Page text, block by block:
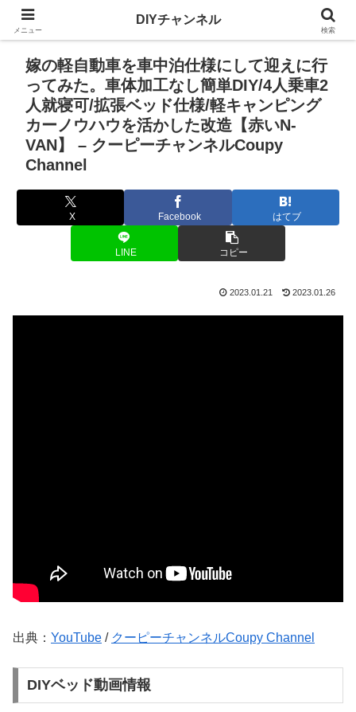
嫁の軽自動車を車中泊仕様にして迎えに行
ってみた。車体加工なし簡単DIY/4人乗車2
人就寝可/拡張ベッド仕様/軽キャンピング
カーノウハウを活かした改造【赤いN-
VAN】 – クーピーチャンネルCoupy
Channel
X Facebook はてブ
LINE コピー
2023.01.21 2023.01.26
出典： YouTube / クーピーチャンネルCoupy Channel
DIYベッド動画情報
メニュー
DIYチャンネル
検索